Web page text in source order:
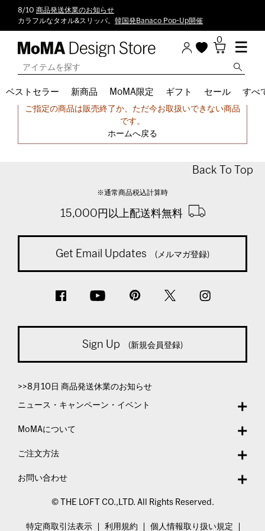
8/10 商品発送休業のお知らせ
カラフルなタオル&スリッパ。 韓国発Banaco Pop-Up開催
0
ベストセラー 新商品 MoMA限定 ギフト セール すべ
申し訳ございません。
ご指定の商品は販売終了か、ただ今お取扱いできない商品
です。
ホームへ戻る
Back To Top
※通常商品税込計算時
15,000円以上配送料無料
Get Email Updates (メルマガ登録)
Sign Up (新規会員登録)
>>8月10日 商品発送休業のお知らせ
ニュース・キャンペーン・イベント
MoMAについて
ご注文方法
お問い合わせ
© THE LOFT CO.,LTD. All Rights Reserved.
特定商取引法表示 利用規約 個人情報取り扱い規定